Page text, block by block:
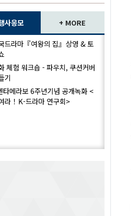
사응모 + MORE
드라마『여왕의 집』상영 & 토
체험 워크숍 - 파우치, 쿠션커버
기
타메라보 6주년기념 공개녹화 <
라！K-드라마 연구회>